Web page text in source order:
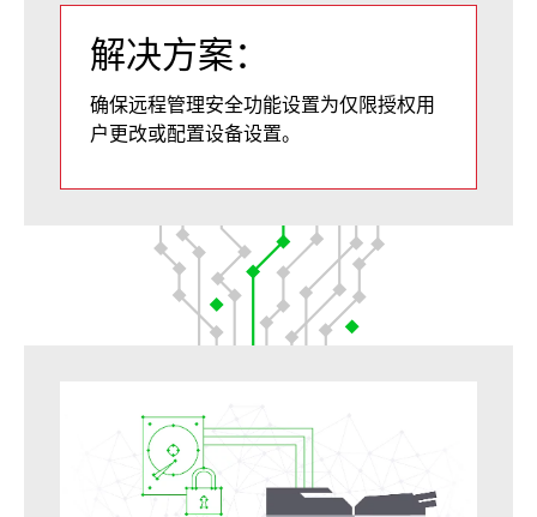
解决方案：
确保远程管理安全功能设置为仅限授权用
户更改或配置设备设置。